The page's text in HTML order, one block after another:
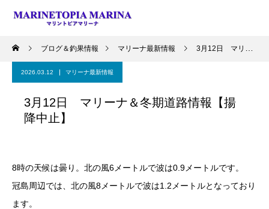
ブログ＆釣果情報 マリーナ最新情報 3月12日 マリーナ＆冬期道路情報【揚降中止】
2026.03.12 マリーナ最新情報
3月12日 マリーナ＆冬期道路情報【揚
降中止】
8時の天候は曇り。北の風6メートルで波は0.9メートルです。
冠島周辺では、北の風8メートルで波は1.2メートルとなっており
ます。